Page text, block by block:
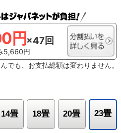
円×47回
5,660円
でも、お支払総額は変わりません。
14畳 18畳 20畳 23畳